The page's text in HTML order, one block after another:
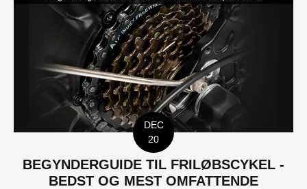
DEC
20
BEGYNDERGUIDE TIL FRILØBSCYKEL -
BEDST OG MEST OMFATTENDE